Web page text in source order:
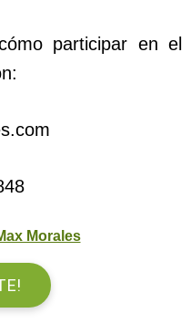
participar en el
Morales